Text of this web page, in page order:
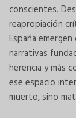
conscientes.
reapropiación
España
narrativas
herencia y más
ese espacio
muerto, sino